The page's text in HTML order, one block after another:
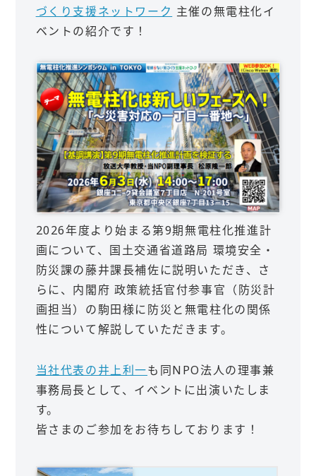
づくり支援ネットワーク 主催の無電柱化イ
ベントの紹介です！
2026年度より始まる第9期無電柱化推進計
画について、国土交通省道路局 環境安全・
防災課の藤井課長補佐に説明いただき、さ
らに、内閣府 政策統括官付参事官（防災計
画担当）の駒田様に防災と無電柱化の関係
性について解説していただきます。
当社代表の井上利一も同NPO法人の理事兼
事務局長として、イベントに出演いたしま
す。
皆さまのご参加をお待ちしております！